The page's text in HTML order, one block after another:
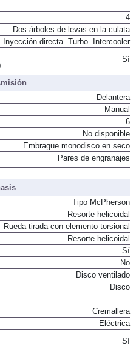
4
Dos árboles de levas en la culata
Inyección directa. Turbo. Intercooler
Sí
Delantera
Manual
6
No disponible
Embrague monodisco en seco
Pares de engranajes
Tipo McPherson
Resorte helicoidal
Rueda tirada con elemento torsional
Resorte helicoidal
Sí
No
Disco ventilado
Disco
Cremallera
Eléctrica
Sí